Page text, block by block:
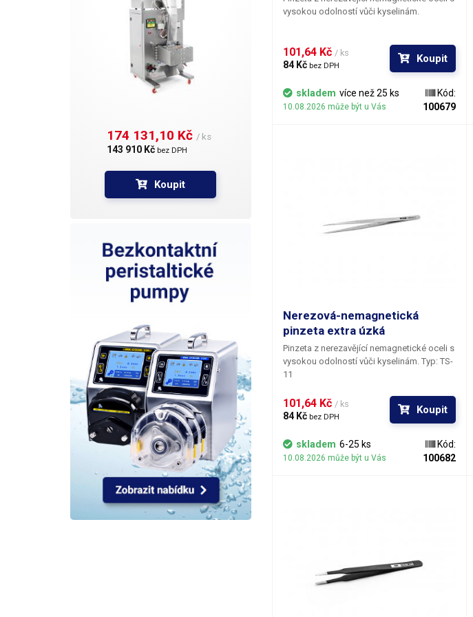
174 131,10 Kč / ks
143 910 Kč bez DPH
Koupit
vysokou odolností vůči kyselinám.
101,64 Kč / ks
84 Kč bez DPH
Koupit
skladem více než 25 ks
10.08.2026 může být u Vás
Kód:
100679
Nerezová-nemagnetická
pinzeta extra úzká
Pinzeta z nerezavějící nemagnetické oceli s
vysokou odolností vůči kyselinám. Typ: TS-
11
101,64 Kč / ks
84 Kč bez DPH
Koupit
skladem 6-25 ks
10.08.2026 může být u Vás
Kód:
100682